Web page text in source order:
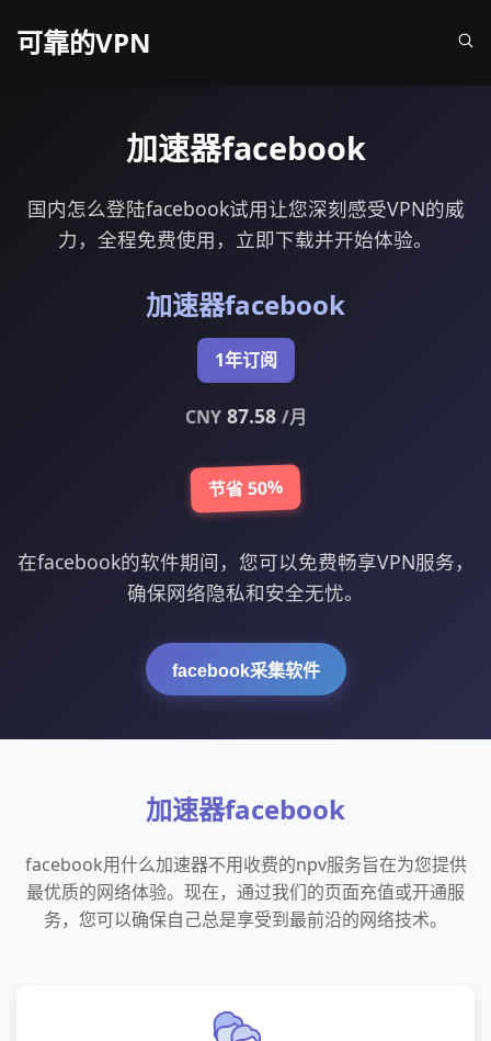
可靠的VPN
加速器facebook
国内怎么登陆facebook试用让您深刻感受VPN的威
力，全程免费使用，立即下载并开始体验。
加速器facebook
1年订阅
CNY87.58 /月
节省 50%
在facebook的软件期间，您可以免费畅享VPN服务，
确保网络隐私和安全无忧。
facebook采集软件
加速器facebook
facebook用什么加速器不用收费的npv服务旨在为您提供
最优质的网络体验。现在，通过我们的页面充值或开通服
务，您可以确保自己总是享受到最前沿的网络技术。